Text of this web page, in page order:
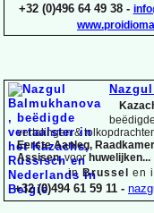
+32 (0)496 64 49 38 -
vertalingen &
Eerste Aanleg,
Assisen,voor huwelijken...
in Brussel en
+32 (0)494 61 59 11 -